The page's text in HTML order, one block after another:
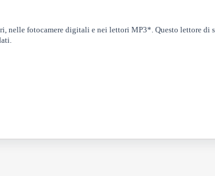
fotocamere digitali e nei lettori MP3*. Questo lettore